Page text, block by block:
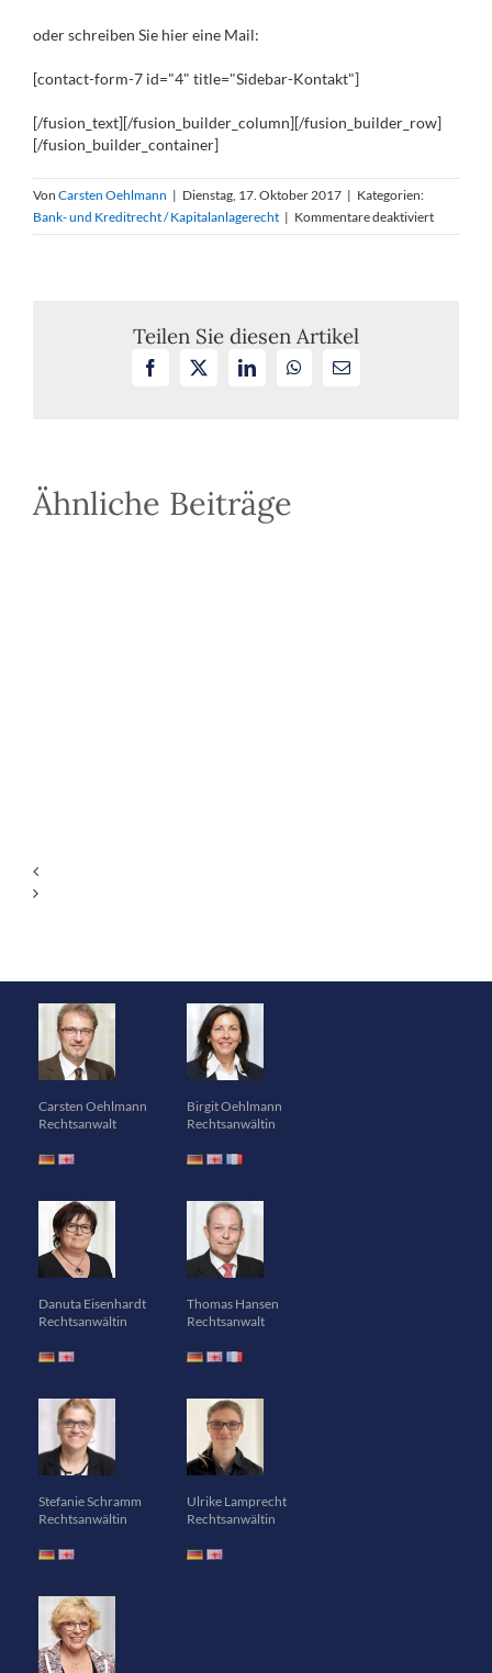
oder schreiben Sie hier eine Mail:
[contact-form-7 id="4" title="Sidebar-Kontakt"]
[/fusion_text][/fusion_builder_column][/fusion_builder_row]
[/fusion_builder_container]
Von Carsten Oehlmann | Dienstag, 17. Oktober 2017 | Kategorien:
Bank- und Kreditrecht / Kapitalanlagerecht | Kommentare deaktiviertfür
Teilen Sie diesen Artikel
Facebook LinkedInWhatsApp
E-
Ähnliche Beiträge
Carsten Oehlmann
Rechtsanwalt
Birgit Oehlmann
Rechtsanwältin
Danuta Eisenhardt
Rechtsanwältin
Thomas Hansen
Rechtsanwalt
Stefanie Schramm
Rechtsanwältin
Ulrike Lamprecht
Rechtsanwältin